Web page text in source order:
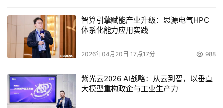
智算引擎赋能产业升级：思源电气HPC
体系化能力应用实践
2026年04月20日 17点17分 988
紫光云2026 AI战略：从云到智，以垂直
大模型重构政企与工业生产力